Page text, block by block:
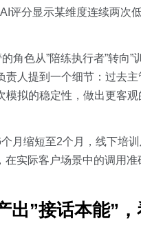
分显示某维度连续两次低
角色从”陪练执行者”转向
人提到一个细节：过去
拟的稳定性，做出更客观
月缩短至2个月，线下培
际客户场景中的调用准
出”接话本能”